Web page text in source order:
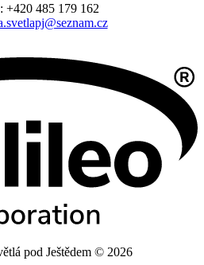
+420 485 179 162
pod Ještědem © 2026